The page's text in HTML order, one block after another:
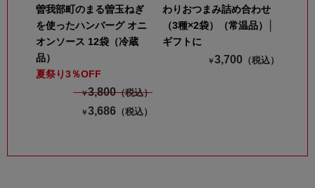
曽我部町のまる曽玉ねぎ
を使ったハンバーグ オニ
オンソース 12袋（冷蔵
品）
夏祭り3％OFF
￥3,800（税込）
￥3,686 （税込）
わりおつまみ詰め合わせ
（3種×2袋）（常温品）│
ギフトに
￥3,700 （税込）